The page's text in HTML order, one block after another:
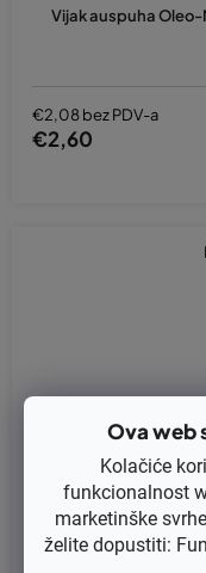
Ova web
Kolačiće
funkcionalnost
marketinške
želite dopustiti:
Vijak auspuha Oleo-
€2,08 bez PDV-a
€2,60